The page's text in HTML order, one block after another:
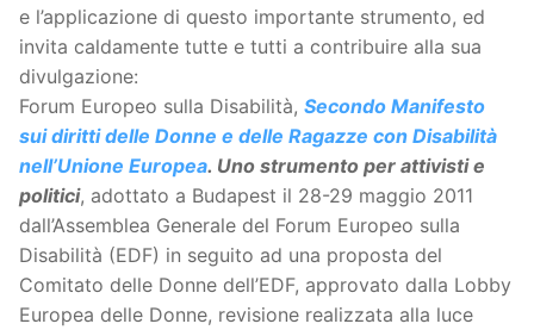
e l’applicazione di questo importante strumento, ed
invita caldamente tutte e tutti a contribuire alla sua
divulgazione:
Forum Europeo sulla Disabilità, Secondo Manifesto
sui diritti delle Donne e delle Ragazze con Disabilità
nell’Unione Europea. Uno strumento per attivisti e
politici, adottato a Budapest il 28-29 maggio 2011
dall’Assemblea Generale del Forum Europeo sulla
Disabilità (EDF) in seguito ad una proposta del
Comitato delle Donne dell’EDF, approvato dalla Lobby
Europea delle Donne, revisione realizzata alla luce